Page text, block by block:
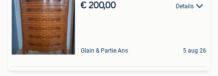
€ 200,00 Details
Glain & Partie Ans 5 aug 26